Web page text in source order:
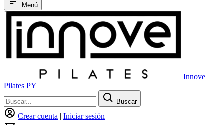
Menú
Innove
Pilates PY
Buscar
Crear cuenta | Iniciar sesión